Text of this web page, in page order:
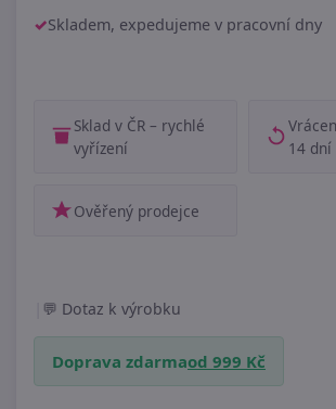
Skladem, expedujeme v pracovní dny
Sklad v ČR – rychlé
vyřízení
14 dní
Ověřený prodejce
Dotaz k výrobku
Doprava zdarmaod 999 Kč